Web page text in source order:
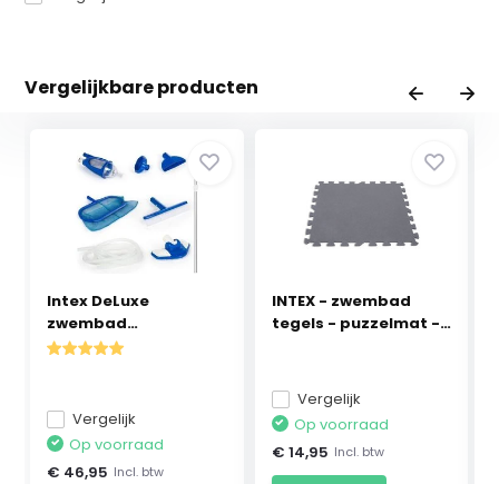
Vergelijkbare producten
Intex DeLuxe
zwembad
schoonmaakset - ...
Vergelijk
Op voorraad
€ 46,95 Incl. btw
INTEX - zwembad
tegels - puzzelmat -
Vergelijk
Op voorraad
€ 14,95 Incl. btw